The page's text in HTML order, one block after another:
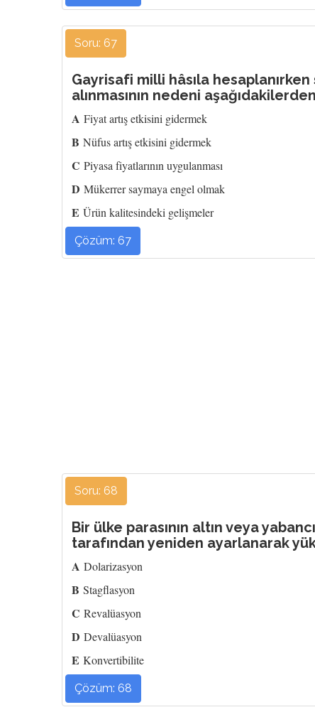
Soru: 67
Gayrisafi milli hâsıla
alınmasının nedeni
A Fiyat artış etkisini gidermek
B Nüfus artış etkisini gidermek
C Piyasa fiyatlarının uygulanması
D Mükerrer saymaya engel olmak
E Ürün kalitesindeki gelişmeler
Çözüm: 67
Soru: 68
Bir ülke parasının altın veya
tarafından yeniden ayarlanarak
A Dolarizasyon
B Stagflasyon
C Revalüasyon
D Devalüasyon
E Konvertibilite
Çözüm: 68